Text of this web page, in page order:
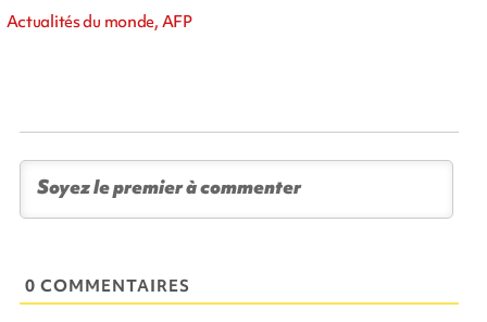
Actualités du monde, AFP
0 COMMENTAIRES